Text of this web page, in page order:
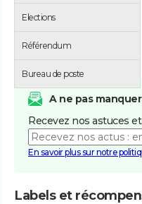
Elections
Référendum
Bureau de poste
A ne pas manquer
Recevez nos astuces
En savoir plus sur notre
Labels et